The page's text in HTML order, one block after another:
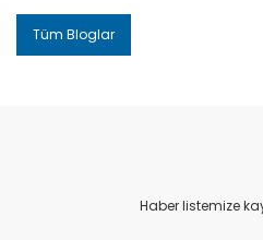
Tüm Bloglar
Haber listemize